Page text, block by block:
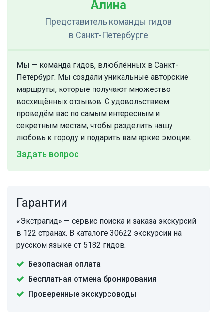
Алина
Представитель команды гидов
в Санкт-Петербурге
Мы — команда гидов, влюблённых в Санкт-
Петербург. Мы создали уникальные авторские
маршруты, которые получают множество
восхищённых отзывов. С удовольствием
проведём вас по самым интересным и
секретным местам, чтобы разделить нашу
любовь к городу и подарить вам яркие эмоции.
Задать вопрос
Гарантии
«Экстрагид» — сервис поиска и заказа экскурсий
в 122 странах. В каталоге 30622 экскурсии на
русском языке от 5182 гидов.
Безопасная оплата
Бесплатная отмена бронирования
Проверенные экскурсоводы